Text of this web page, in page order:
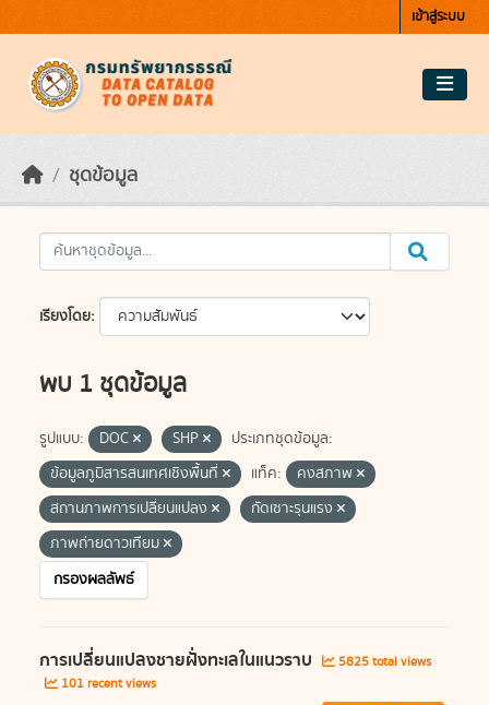
เข้าสู่ระบบ
ชุดข้อมูล
เรียงโดย
พบ 1 ชุดข้อมูล
รูปแบบ: DOC SHP
ประเภทชุดข้อมูล:
ข้อมูลภูมิสารสนเทศเชิงพื้นที่
แท็ค:
คงสภาพ
สถานภาพการเปลี่ยนแปลง
กัดเซาะรุนแรง
ภาพถ่ายดาวเทียม
กรองผลลัพธ์
การเปลี่ยนแปลงชายฝั่งทะเลในแนวราบ
5825 total views
101 recent views